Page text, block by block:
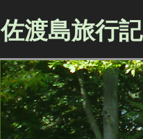
佐渡島旅行記